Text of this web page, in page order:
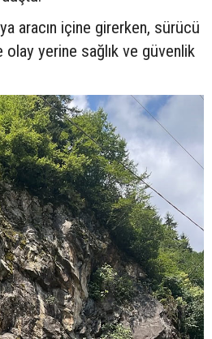
aracın içine girerken, sürücü
olay yerine sağlık ve güvenlik